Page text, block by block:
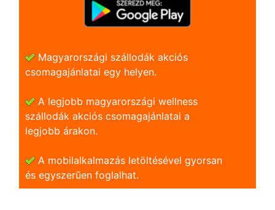
Magyarországi szállodák akciós
csomagajánlatai egy helyen.
A legjobb magyarországi wellness
szállodák akciós csomagajánlatai a
legjobb árakon.
A mobilalkalmazás letöltésével gyorsan
és egyszerũen foglalhat.